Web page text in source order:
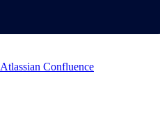
Atlassian Confluence